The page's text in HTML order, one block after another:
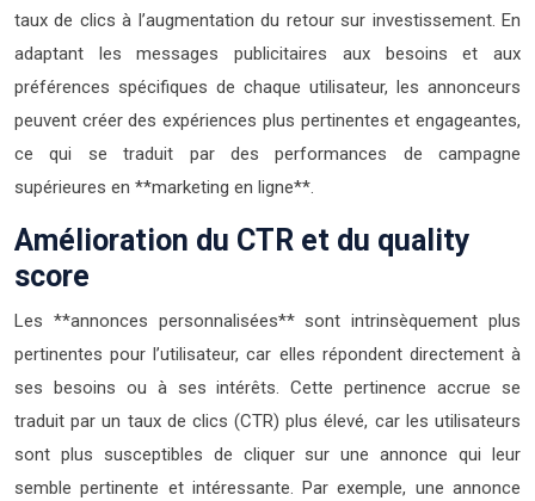
taux de clics à l’augmentation du retour sur investissement. En
adaptant les messages publicitaires aux besoins et aux
préférences spécifiques de chaque utilisateur, les annonceurs
peuvent créer des expériences plus pertinentes et engageantes,
ce qui se traduit par des performances de campagne
supérieures en **marketing en ligne**.
Amélioration du CTR et du quality
score
Les **annonces personnalisées** sont intrinsèquement plus
pertinentes pour l’utilisateur, car elles répondent directement à
ses besoins ou à ses intérêts. Cette pertinence accrue se
traduit par un taux de clics (CTR) plus élevé, car les utilisateurs
sont plus susceptibles de cliquer sur une annonce qui leur
semble pertinente et intéressante. Par exemple, une annonce